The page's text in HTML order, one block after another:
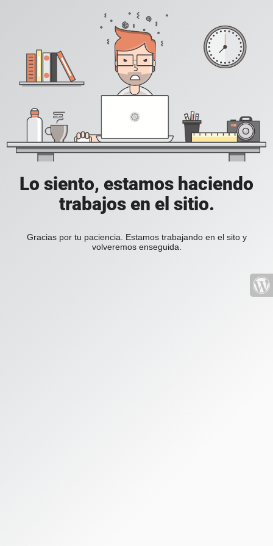
Lo siento, estamos haciendo
trabajos en el sitio.
Gracias por tu paciencia. Estamos trabajando en el sito y
volveremos enseguida.